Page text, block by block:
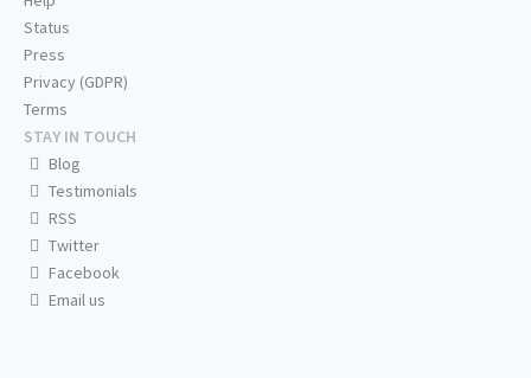
Status
Press
Privacy (GDPR)
Terms
STAY IN TOUCH
Blog
Testimonials
RSS
Twitter
Facebook
Email us